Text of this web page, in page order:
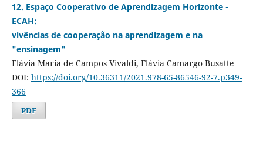
12. Espaço Cooperativo de Aprendizagem Horizonte -
ECAH:
vivências de cooperação na aprendizagem e na
"ensinagem"
Flávia Maria de Campos Vivaldi, Flávia Camargo Busatte
DOI: https://doi.org/10.36311/2021.978-65-86546-92-7.p349-
366
PDF